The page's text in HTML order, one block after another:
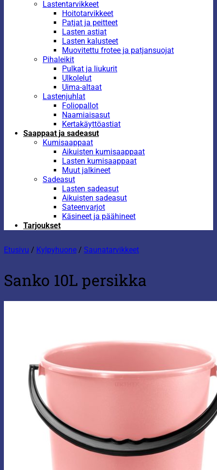
Lastentarvikkeet
Hoitotarvikkeet
Patjat ja peitteet
Lasten astiat
Lasten kalusteet
Muovitettu frotee ja patjansuojat
Pihaleikit
Pulkat ja liukurit
Ulkolelut
Uima-altaat
Lastenjuhlat
Foliopallot
Naamiaisasut
Kertakäyttöastiat
Saappaat ja sadeasut
Kumisaappaat
Aikuisten kumisaappaat
Lasten kumisaappaat
Muut jalkineet
Sadeasut
Lasten sadeasut
Aikuisten sadeasut
Sateenvarjot
Käsineet ja päähineet
Tarjoukset
Etusivu / Kylpyhuone / Saunatarvikkeet
Sanko 10L persikka